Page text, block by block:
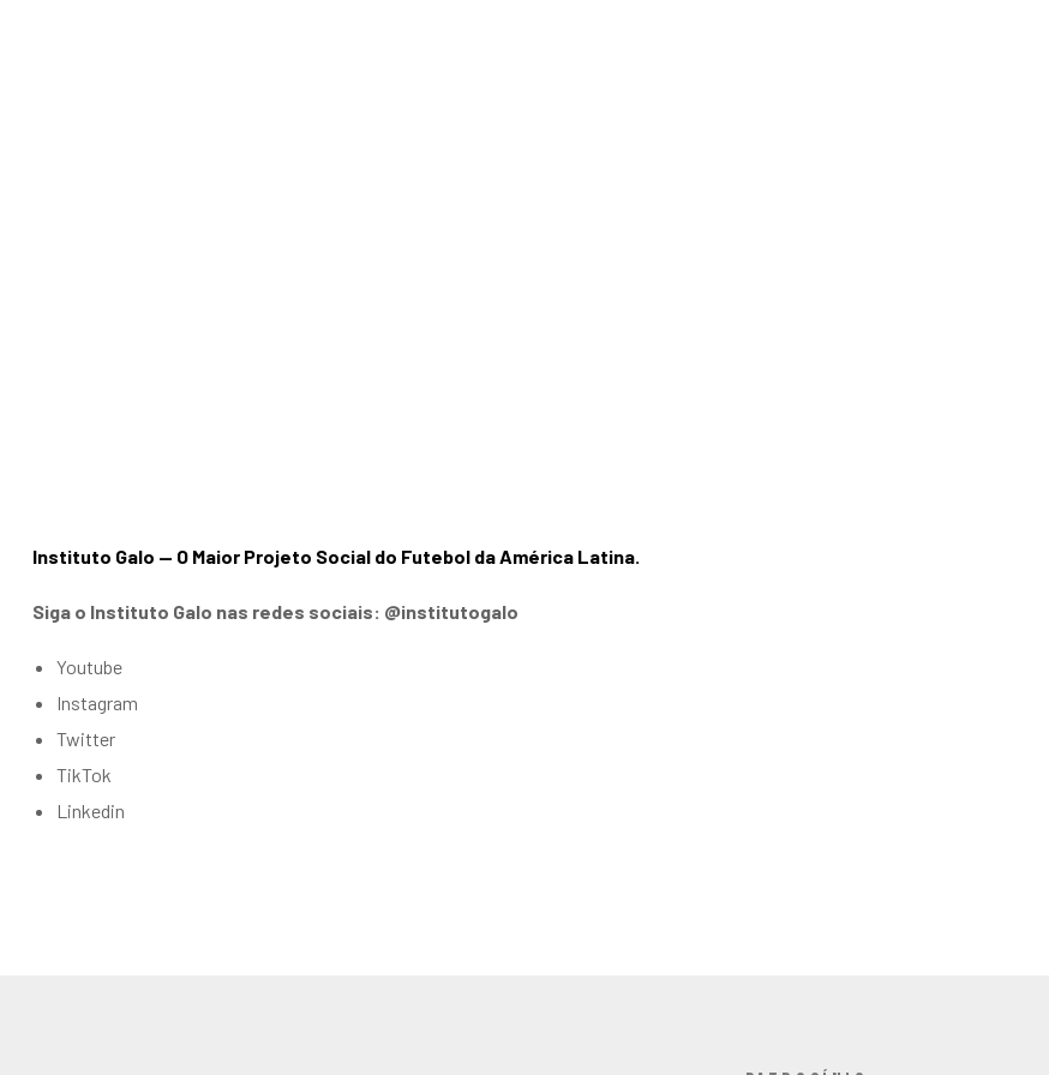
Instituto Galo — O Maior Projeto Social do Futebol da América Latina.
Siga o Instituto Galo nas redes sociais: @institutogalo
Youtube
Instagram
Twitter
TikTok
Linkedin